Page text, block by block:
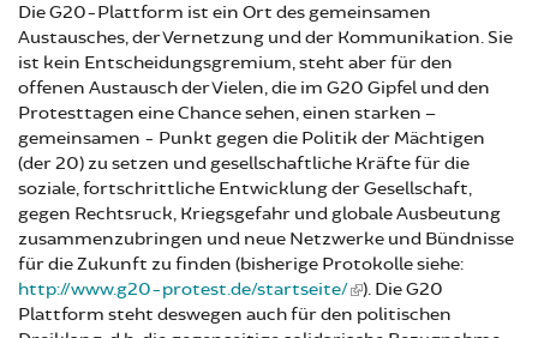
Die G20-Plattform ist ein Ort des gemeinsamen
Austausches, der Vernetzung und der Kommunikation. Sie
ist kein Entscheidungsgremium, steht aber für den
offenen Austausch der Vielen, die im G20 Gipfel und den
Protesttagen eine Chance sehen, einen starken –
gemeinsamen - Punkt gegen die Politik der Mächtigen
(der 20) zu setzen und gesellschaftliche Kräfte für die
soziale, fortschrittliche Entwicklung der Gesellschaft,
gegen Rechtsruck, Kriegsgefahr und globale Ausbeutung
zusammenzubringen und neue Netzwerke und Bündnisse
für die Zukunft zu finden (bisherige Protokolle siehe:
http://www.g20-protest.de/startseite/
). Die G20
Plattform steht deswegen auch für den politischen